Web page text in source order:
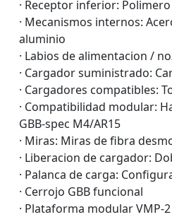
· Receptor inferior:
· Mecanismos internos:
aluminio
· Labios de alimentacion /
· Cargador suministrado:
· Cargadores compatibles:
· Compatibilidad modular:
GBB-spec M4/AR15
· Miras: Miras de fibra
· Liberacion de cargador:
· Palanca de carga:
· Cerrojo GBB funcional
· Plataforma modular VMP-2